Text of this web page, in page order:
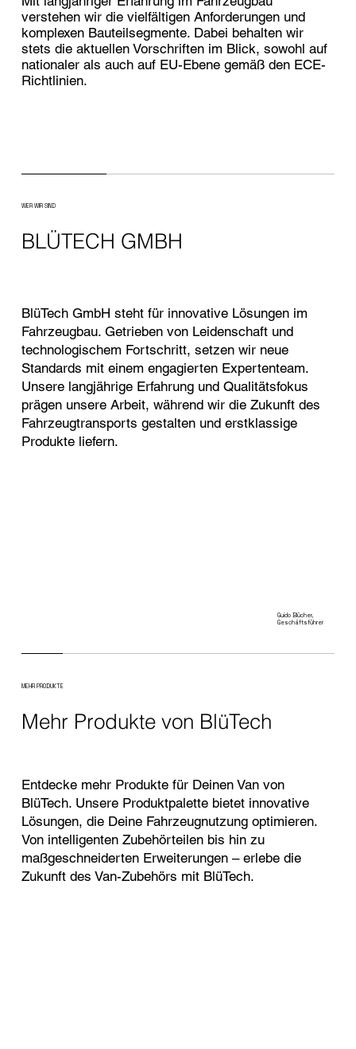
verstehen wir die vielfältigen Anforderungen und
komplexen Bauteilsegmente. Dabei behalten wir
stets die aktuellen Vorschriften im Blick, sowohl auf
nationaler als auch auf EU-Ebene gemäß den ECE-
Richtlinien.
WER WIR SIND
BLÜTECH GMBH
BlüTech GmbH steht für innovative Lösungen im
Fahrzeugbau. Getrieben von Leidenschaft und
technologischem Fortschritt, setzen wir neue
Standards mit einem engagierten Expertenteam.
Unsere langjährige Erfahrung und Qualitätsfokus
prägen unsere Arbeit, während wir die Zukunft des
Fahrzeugtransports gestalten und erstklassige
Produkte liefern.
Guido Blücher,
Geschäftsführer
MEHR PRODUKTE
Mehr Produkte von BlüTech
Entdecke mehr Produkte für Deinen Van von
BlüTech. Unsere Produktpalette bietet innovative
Lösungen, die Deine Fahrzeugnutzung optimieren.
Von intelligenten Zubehörteilen bis hin zu
maßgeschneiderten Erweiterungen – erlebe die
Zukunft des Van-Zubehörs mit BlüTech.